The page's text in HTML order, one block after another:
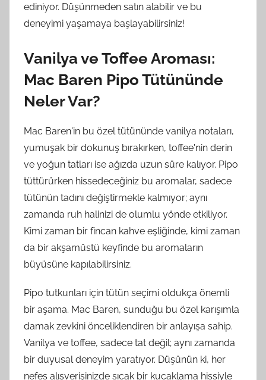
ediniyor. Düşünmeden satın alabilir ve bu
deneyimi yaşamaya başlayabilirsiniz!
Vanilya ve Toffee Aroması:
Mac Baren Pipo Tütününde
Neler Var?
Mac Baren'in bu özel tütününde vanilya notaları,
yumuşak bir dokunuş bırakırken, toffee'nin derin
ve yoğun tatları ise ağızda uzun süre kalıyor. Pipo
tüttürürken hissedeceğiniz bu aromalar, sadece
tütünün tadını değiştirmekle kalmıyor; aynı
zamanda ruh halinizi de olumlu yönde etkiliyor.
Kimi zaman bir fincan kahve eşliğinde, kimi zaman
da bir akşamüstü keyfinde bu aromaların
büyüsüne kapılabilirsiniz.
Pipo tutkunları için tütün seçimi oldukça önemli
bir aşama. Mac Baren, sunduğu bu özel karışımla
damak zevkini önceliklendiren bir anlayışa sahip.
Vanilya ve toffee, sadece tat değil; aynı zamanda
bir duyusal deneyim yaratıyor. Düşünün ki, her
nefes alışverişinizde sıcak bir kucaklama hissiyle